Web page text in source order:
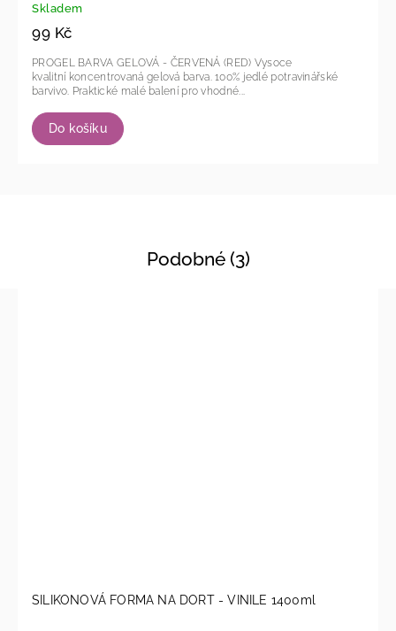
Skladem
99 Kč
Do košíku
PROGEL BARVA GELOVÁ - ČERVENÁ (RED) Vysoce
kvalitní koncentrovaná gelová barva. 100% jedlé potravinářské
barvivo. Praktické malé balení pro vhodné...
Podobné (3)
SILIKONOVÁ FORMA NA DORT - VINILE 1400ml